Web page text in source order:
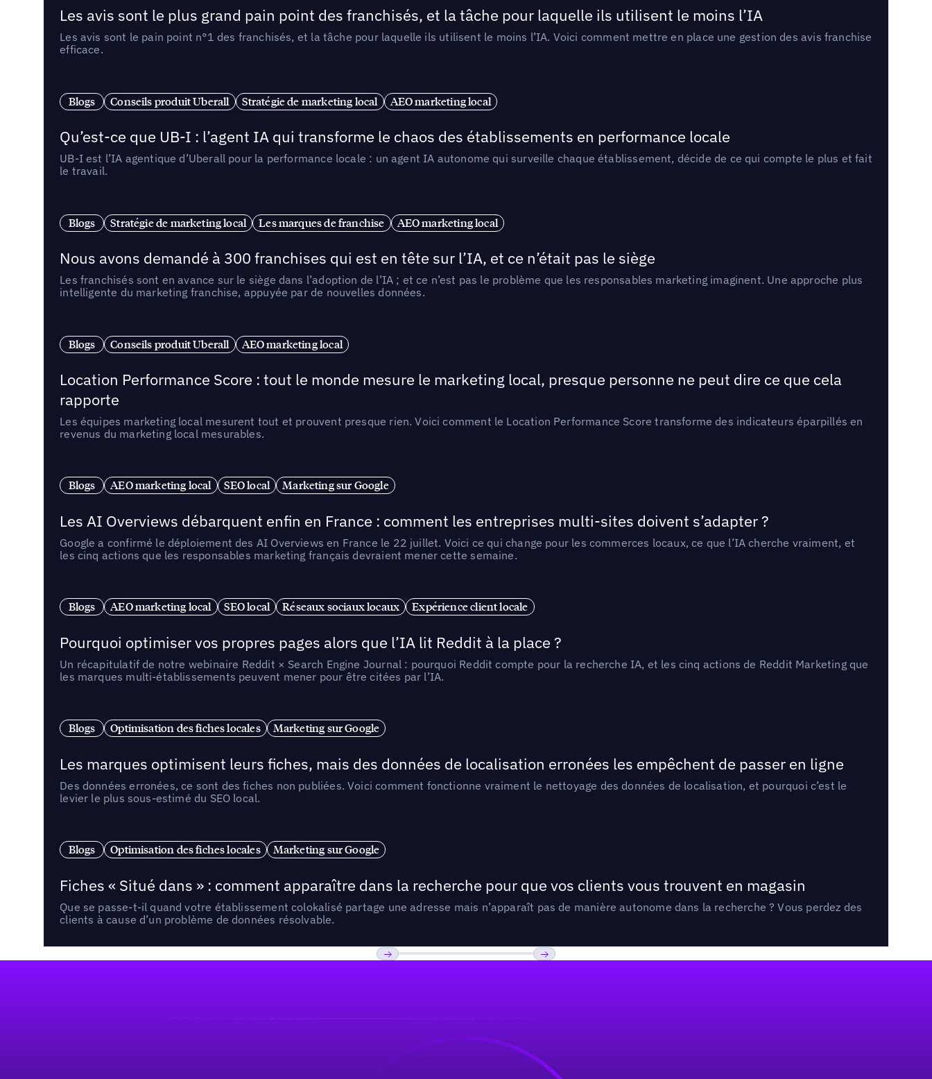
Les avis sont le plus grand pain point des franchisés, et la tâche pour laquelle ils utilisent le moins l’IA
Les avis sont le pain point n°1 des franchisés, et la tâche pour laquelle ils utilisent le moins l’IA. Voici comment mettre en place une gestion des avis franchise
efficace.
Blogs Conseils produit Uberall Stratégie de marketing local AEO marketing local
Qu’est-ce que UB-I : l’agent IA qui transforme le chaos des établissements en performance locale
UB-I est l’IA agentique d’Uberall pour la performance locale : un agent IA autonome qui surveille chaque établissement, décide de ce qui compte le plus et fait
le travail.
Blogs Stratégie de marketing local Les marques de franchise AEO marketing local
Nous avons demandé à 300 franchises qui est en tête sur l’IA, et ce n’était pas le siège
Les franchisés sont en avance sur le siège dans l’adoption de l’IA ; et ce n’est pas le problème que les responsables marketing imaginent. Une approche plus
intelligente du marketing franchise, appuyée par de nouvelles données.
Blogs Conseils produit Uberall AEO marketing local
Location Performance Score : tout le monde mesure le marketing local, presque personne ne peut dire ce que cela
rapporte
Les équipes marketing local mesurent tout et prouvent presque rien. Voici comment le Location Performance Score transforme des indicateurs éparpillés en
revenus du marketing local mesurables.
Blogs AEO marketing local SEO local Marketing sur Google
Les AI Overviews débarquent enfin en France : comment les entreprises multi-sites doivent s’adapter ?
Google a confirmé le déploiement des AI Overviews en France le 22 juillet. Voici ce qui change pour les commerces locaux, ce que l’IA cherche vraiment, et
les cinq actions que les responsables marketing français devraient mener cette semaine.
Blogs AEO marketing local SEO local Réseaux sociaux locaux Expérience client locale
Pourquoi optimiser vos propres pages alors que l’IA lit Reddit à la place ?
Un récapitulatif de notre webinaire Reddit × Search Engine Journal : pourquoi Reddit compte pour la recherche IA, et les cinq actions de Reddit Marketing que
les marques multi-établissements peuvent mener pour être citées par l’IA.
Blogs Optimisation des fiches locales Marketing sur Google
Les marques optimisent leurs fiches, mais des données de localisation erronées les empêchent de passer en ligne
Des données erronées, ce sont des fiches non publiées. Voici comment fonctionne vraiment le nettoyage des données de localisation, et pourquoi c’est le
levier le plus sous-estimé du SEO local.
Blogs Optimisation des fiches locales Marketing sur Google
Fiches « Situé dans » : comment apparaître dans la recherche pour que vos clients vous trouvent en magasin
Que se passe-t-il quand votre établissement colokalisé partage une adresse mais n’apparaît pas de manière autonome dans la recherche ? Vous perdez des
clients à cause d’un problème de données résolvable.